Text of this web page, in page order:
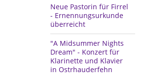
Neue Pastorin für Firrel
- Ernennungsurkunde
überreicht
"A Midsummer Nights
Dream" - Konzert für
Klarinette und Klavier
in Ostrhauderfehn